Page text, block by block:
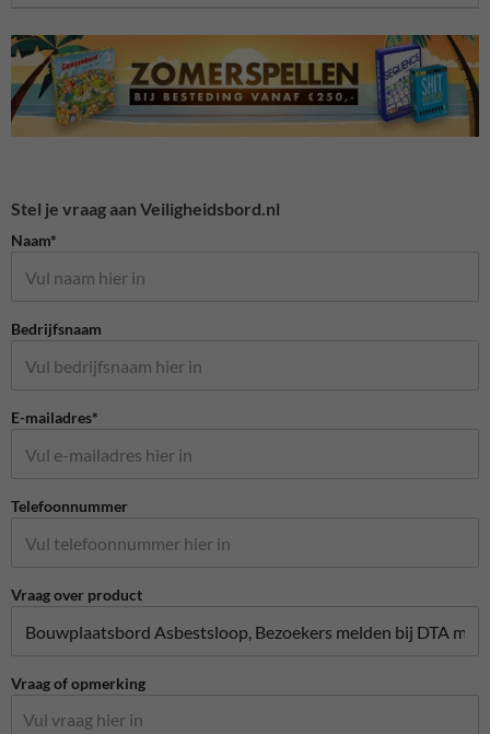
Stel je vraag aan Veiligheidsbord.nl
Naam*
Bedrijfsnaam
E-mailadres*
Telefoonnummer
Vraag over product
Vraag of opmerking